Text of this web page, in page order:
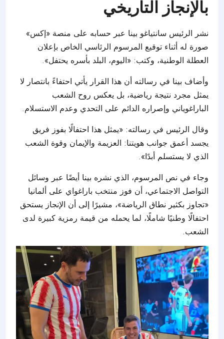
بالإنجاز التاريخي
نشر الرئيس سانتياغو بينا عبر حسابه على منصة «إكس»
صورة له أثناء توقيع المرسوم الرئاسي الخاص بإعلان
العطلة الوطنية، وكتب: «اليوم، البلد بأسره يحتفل».
وأضاف بينا في رسالته أن هذا القرار يأتي احتفاءً بانتصار لا
يمثل مجرد نتيجة رياضية، بل يعكس روح الشعب
الباراغوياني وإصراره الدائم على التحدي وعدم الاستسلام.
وقال الرئيس في رسالته: «يمثل هذا احتفالًا بفوز فريق
يجسد أعمق جوانب هويتنا: العزيمة والإيمان وقوة الشعب
الذي لا يستسلم أبدًا».
وجاء في نص المرسوم، الذي نشره بينا أيضًا عبر وسائل
التواصل الاجتماعي، أن فوز منتخب باراغواي على ألمانيا
«تجاوز بكثير نطاق الرياضة»، مشيرًا إلى أن الإنجاز يستحق
احتفالًا وطنيًا شاملًا، لما يحمله من قيمة رمزية كبيرة لدى
الشعب.